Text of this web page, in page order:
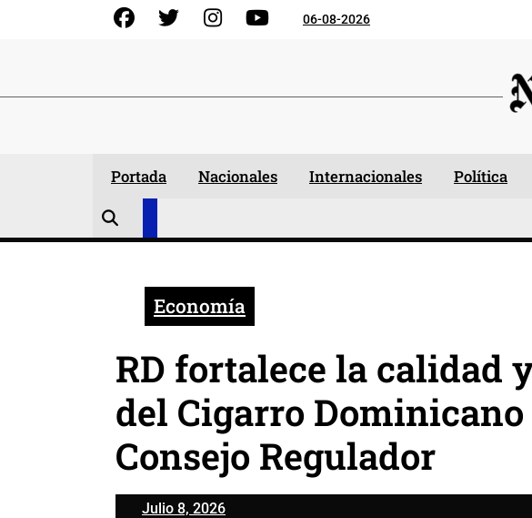
FacebookGorjeo InstagramYouTube06-08-2026
Portada Nacionales Internacionales Política
Economía
RD fortalece la calidad
del Cigarro
Consejo Regulador
Julio 8, 2026Julio